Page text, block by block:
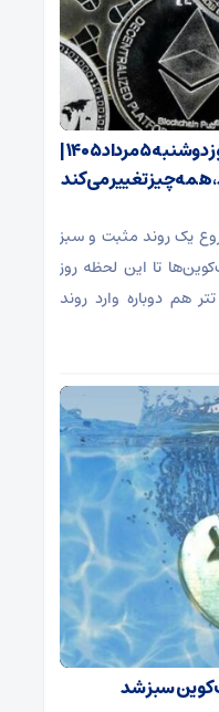
قیمت تتر، بیت‌کوین و اتریوم امروز دوشنبه ۵ مرداد ۱۴۰۵ |
همه‌چیز تغییر می‌کند
یک روند مثبت و سبز
تا این لحظه روز
هم دوباره وارد روند
سبز شد